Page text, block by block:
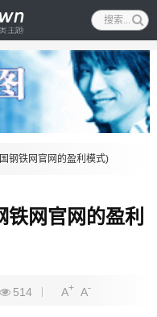
钢铁网官网的盈利模式)
网官网的盈利
514 A+ A-